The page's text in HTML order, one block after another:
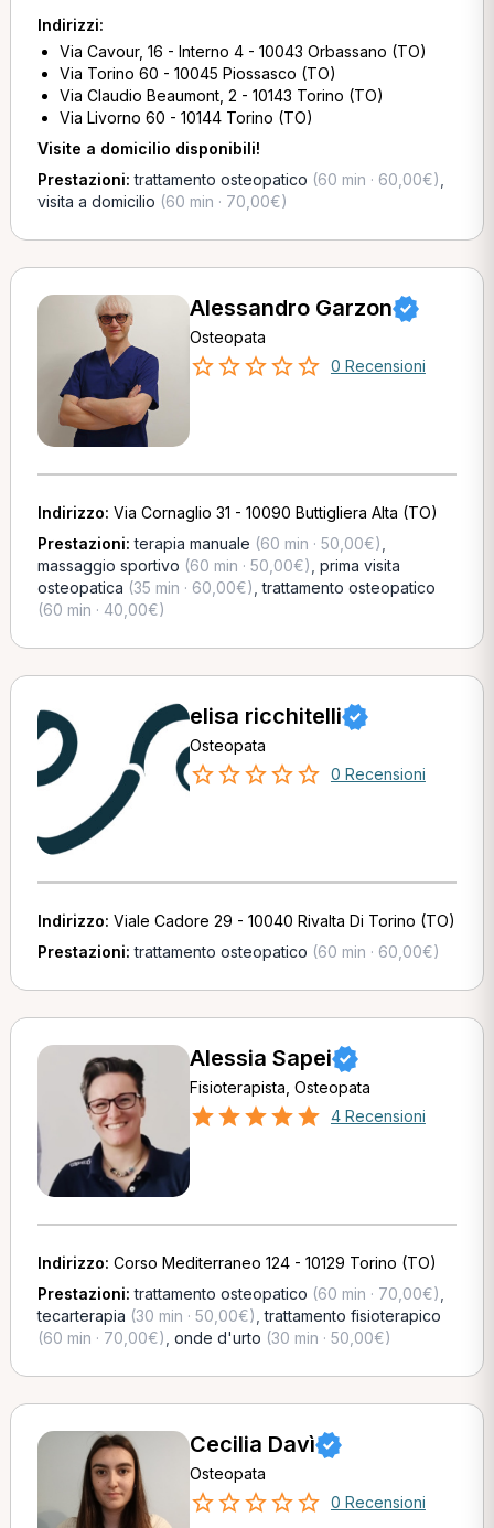
Indirizzi:
Via Cavour, 16 - Interno 4 - 10043 Orbassano (TO)
Via Torino 60 - 10045 Piossasco (TO)
Via Claudio Beaumont, 2 - 10143 Torino (TO)
Via Livorno 60 - 10144 Torino (TO)
Visite a domicilio disponibili!
Prestazioni:trattamento osteopatico (60 min · 60,00€)
visita a domicilio (60 min · 70,00€)
Alessandro Garzon
Osteopata
0 Recensioni
Indirizzo: Via Cornaglio 31 - 10090 Buttigliera Alta (TO)
Prestazioni:terapia manuale (60 min · 50,00€)
massaggio sportivo (60 min · 50,00€) prima visita
osteopatica (35 min · 60,00€) ,trattamento osteopatico
(60 min · 40,00€)
elisa ricchitelli
Osteopata
0 Recensioni
Indirizzo: Viale Cadore 29 - 10040 Rivalta Di Torino (TO)
Prestazioni:trattamento osteopatico (60 min · 60,00€)
Alessia Sapei
Fisioterapista, Osteopata
4 Recensioni
Indirizzo: Corso Mediterraneo 124 - 10129 Torino (TO)
Prestazioni:trattamento osteopatico (60 min · 70,00€)
tecarterapia (30 min · 50,00€) ,trattamento fisioterapico
(60 min · 70,00€) onde d'urto (30 min · 50,00€)
Cecilia Davì
Osteopata
0 Recensioni